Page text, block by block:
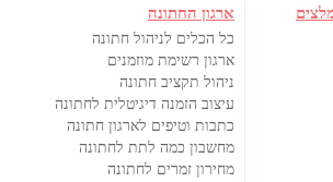
ארגון החתונה
כל הכלים לניהול חתונה
ארגון רשימת מוזמנים
ניהול תקציב חתונה
עיצוב הזמנה דיגיטלית לחתונה
כתבות וטיפים לארגון חתונה
מחשבון כמה לתת לחתונה
מחירון זמרים לחתונה